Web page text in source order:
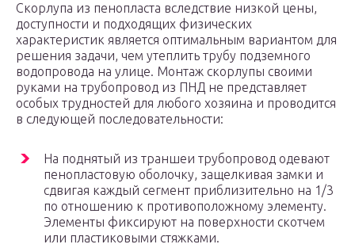
Скорлупа из пенопласта вследствие низкой цены,
доступности и подходящих физических
характеристик является оптимальным вариантом для
решения задачи, чем утеплить трубу подземного
водопровода на улице. Монтаж скорлупы своими
руками на трубопровод из ПНД не представляет
особых трудностей для любого хозяина и проводится
в следующей последовательности:
На поднятый из траншеи трубопровод одевают
пенопластовую оболочку, защелкивая замки и
сдвигая каждый сегмент приблизительно на 1/3
по отношению к противоположному элементу.
Элементы фиксируют на поверхности скотчем
или пластиковыми стяжками.